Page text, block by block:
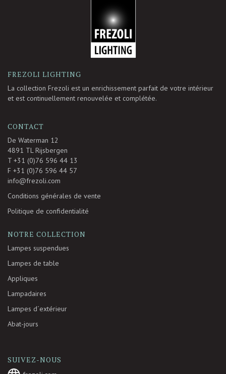
FREZOLI LIGHTING
La collection Frezoli est un enrichissement parfait de votre intérieur
et est continuellement renouvelée et complétée.
CONTACT
De Waterman 12
4891 TL Rijsbergen
T +31 (0)76 596 44 13
F +31 (0)76 596 44 57
info@frezoli.com
Conditions générales de vente
Politique de confidentialité
NOTRE COLLECTION
Lampes suspendues
Lampes de table
Appliques
Lampadaires
Lampes d´extérieur
Abat-jours
SUIVEZ-NOUS